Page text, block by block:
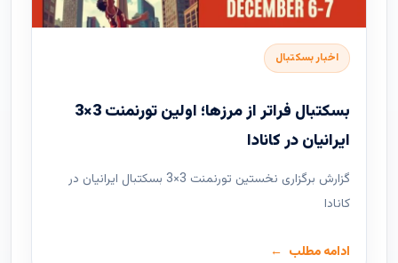
اخبار بسکتبال
بسکتبال فراتر از مرزها؛ اولین تورنمنت 3×3
ایرانیان در کانادا
گزارش برگزاری نخستین تورنمنت 3×3 بسکتبال ایرانیان در
کانادا
ادامه مطلب